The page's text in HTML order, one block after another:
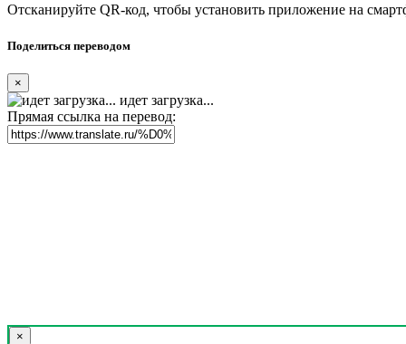
Отсканируйте QR-код, чтобы установить приложение на
Поделиться переводом
×
идет загрузка...
Прямая ссылка на перевод:
×